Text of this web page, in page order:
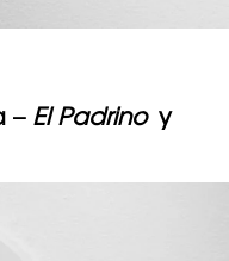
– El Padrino y